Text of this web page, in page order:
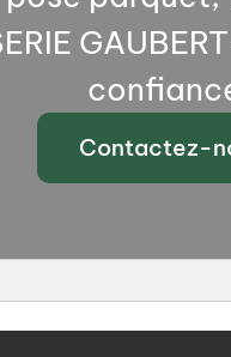
Contactez-